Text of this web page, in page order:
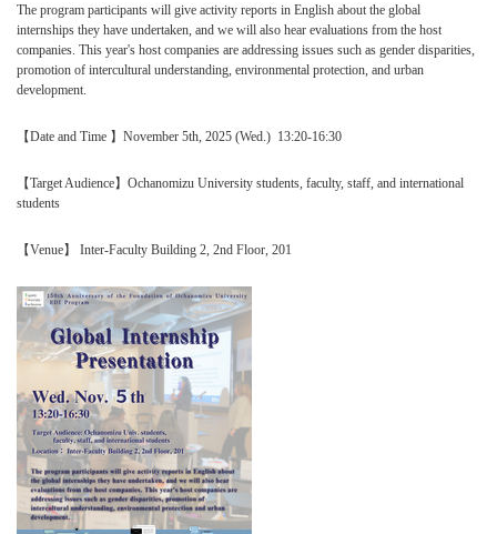
The program participants will give activity reports in English about the global
internships they have undertaken, and we will also hear evaluations from the host
companies. This year's host companies are addressing issues such as gender disparities,
promotion of intercultural understanding, environmental protection, and urban
development.
【Date and Time 】November 5th, 2025 (Wed.) 13:20-16:30
【Target Audience】Ochanomizu University students, faculty, staff, and international
students
【Venue】 Inter-Faculty Building 2, 2nd Floor, 201